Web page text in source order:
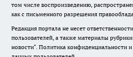
том числе воспроизведению,
как с письменного разрешения
Редакция портала не несет
пользователей, а также материалы
новости". Политика конфиденциальности